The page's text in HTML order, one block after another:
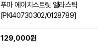
푸마 에이치스트릿 엘라스틱
[PKI40730302/0128789]
129,000원